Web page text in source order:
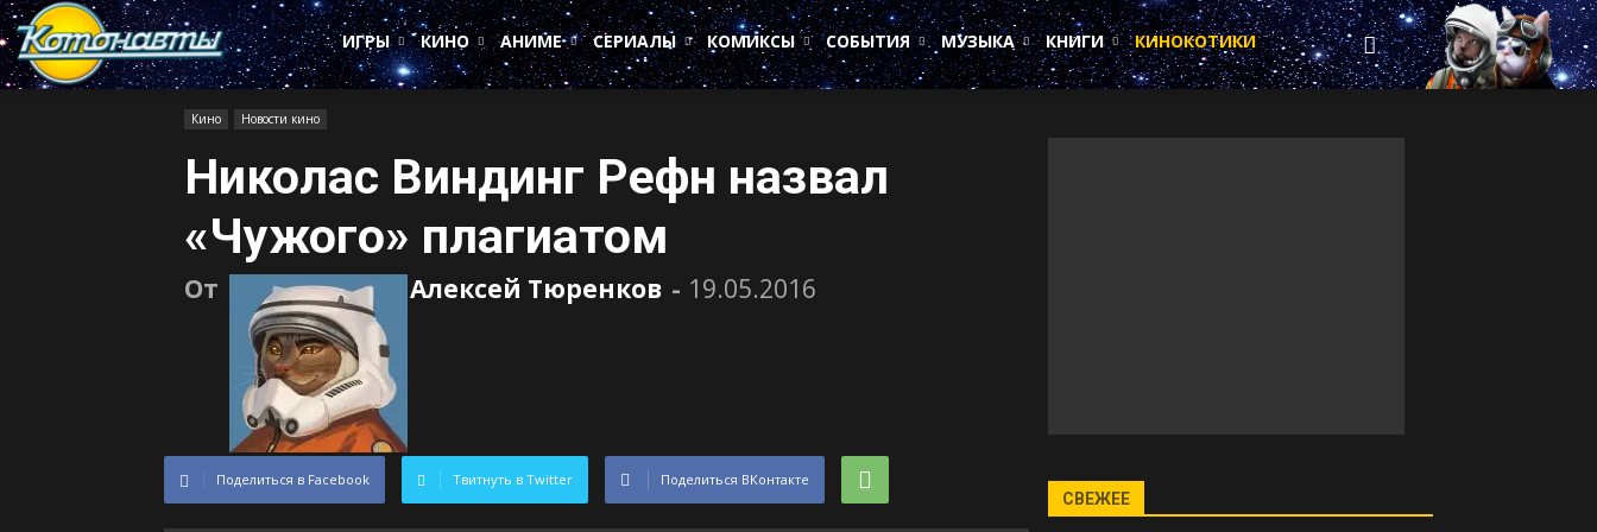
Котонавты
ИГРЫ
КИНО АНИМЕ СЕРИАЛЫ КОМИКСЫ СОБЫТИЯ МУЗЫКА КНИГИ КИНОКОТИКИ
Кино Новости кино
Николас Виндинг Рефн назвал
«Чужого» плагиатом
От Алексей Тюренков - 19.05.2016
Поделиться в Facebook Твитнуть в Twitter Поделиться ВКонтакте
СВЕЖЕЕ